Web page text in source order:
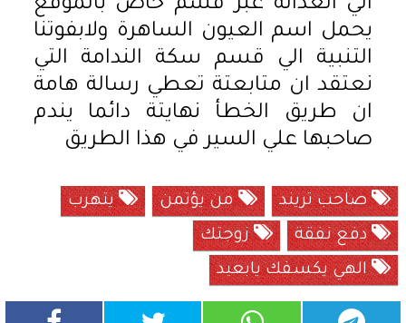
الي العدالة عبر قسم خاص بالموقع
يحمل اسم العيون الساهرة ولابفوتنا
التنبية الي قسم سكة الندامة التي
نعتقد ان متابعتة تعطي رسالة هامة
ان طريق الخطأ نهايتة دائما يندم
صاحبها علي السير في هذا الطريق
صاحب تريند من يؤتمن
يتهرب
دفع نفقة
زوجتك
الهي يكسفك يابعيد